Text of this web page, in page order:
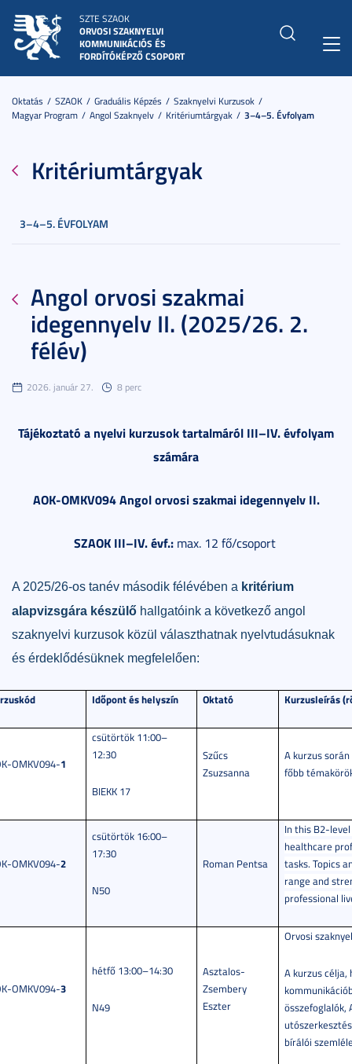
SZTE SZAOK
ORVOSI SZAKNYELVI
KOMMUNIKÁCIÓS ÉS
FORDÍTÓKÉPZŐ CSOPORT
Oktatás SZAOK Graduális Képzés
Szaknyelvi Kurzusok
Magyar Program
Angol Szaknyelv Kritériumtárgyak 3–4–5. Évfolyam
Kritériumtárgyak
3–4–5. ÉVFOLYAM
Angol orvosi szakmai
idegennyelv II. (2025/26. 2.
félév)
2026. január 27. 8 perc
Tájékoztató a nyelvi kurzusok tartalmáról III–IV. évfolyam
számára
AOK-OMKV094 Angol orvosi szakmai idegennyelv II.
SZAOK III–IV. évf.:max. 12 fő/csoport
A 2025/26-os tanév második félévében a kritérium
alapvizsgára készülő hallgatóink a következő angol
szaknyelvi kurzusok közül választhatnak nyelvtudásuknak
és érdeklődésüknek megfelelően:
Időpont és helyszín Oktató Kurzusleírás
OMKV094-1
csütörtök 11:00–
12:30
BIEKK 17
Szűcs
Zsuzsanna
A kurzus
főbb
OMKV094-2
csütörtök 16:00–
17:30
N50
Roman Pentsa
In this
healthcare
tasks. Topics
range and
professional
OMKV094-3
hétfő 13:00–14:30
N49
Asztalos-
Zsembery
Eszter
Orvosi
A kurzus célja,
összefoglalók,
bírálói